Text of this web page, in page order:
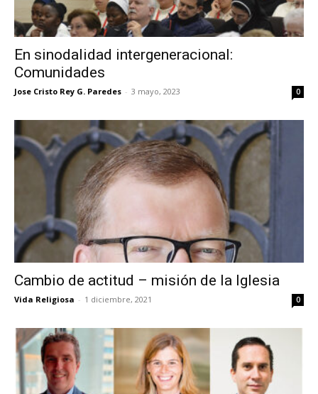
En sinodalidad intergeneracional:
Comunidades
Jose Cristo Rey G. Paredes - 3 mayo, 2023 0
Cambio de actitud – misión de la Iglesia
Vida Religiosa - 1 diciembre, 2021 0